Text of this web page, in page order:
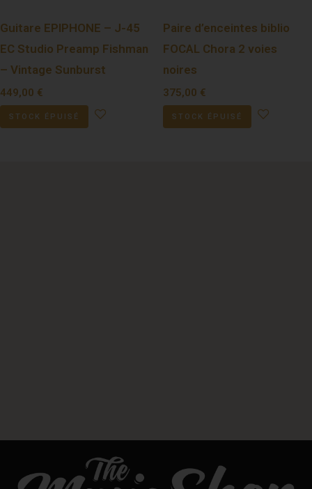
Guitare EPIPHONE – J-45
EC Studio Preamp Fishman
– Vintage Sunburst
449,00 €
STOCK ÉPUISÉ
Paire d’enceintes biblio
FOCAL Chora 2 voies
noires
375,00 €
STOCK ÉPUISÉ